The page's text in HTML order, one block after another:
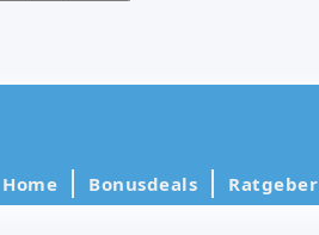
Home Bonusdeals Ratgeber